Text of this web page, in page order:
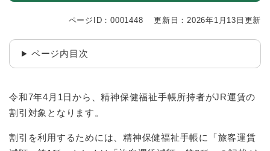
ページID：0001448 更新日：2026年1月13日更新
ページ内目次
令和7年4月1日から、精神保健福祉手帳所持者がJR運賃の
割引対象となります。
割引を利用するためには、精神保健福祉手帳に「旅客運賃